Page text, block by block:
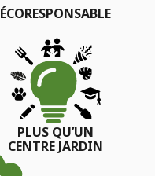
ÉCORESPONSABLE
PLUS QU’UN
CENTRE JARDIN